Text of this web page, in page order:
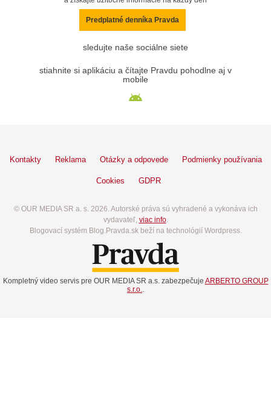
Predplatné denníka Pravda
sledujte naše sociálne siete
stiahnite si aplikáciu a čítajte Pravdu pohodlne aj v
mobile
Kontakty Reklama Otázky a odpovede Podmienky používania
Cookies GDPR
© OUR MEDIA SR a. s. 2026. Autorské práva sú vyhradené a vykonáva ich
vydavateľ, viac info.
Blogovací systém Blog.Pravda.sk beží na technológií Wordpress.
Kompletný video servis pre OUR MEDIA SR a.s. zabezpečuje ARBERTO GROUP
s.r.o..